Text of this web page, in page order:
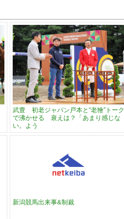
武豊 初老ジャパン戸本と“老獪”トーク
で沸かせる 衰えは？「あまり感じな
い。よう
新潟競馬出来事&制裁